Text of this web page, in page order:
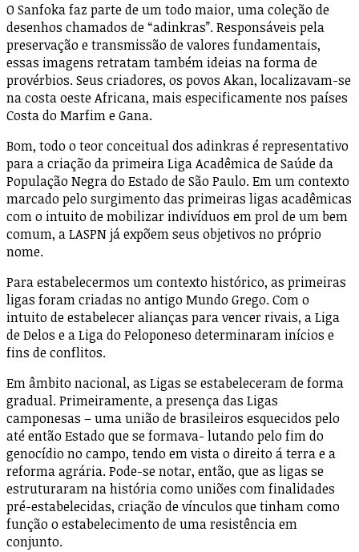
O Sanfoka faz parte de um todo maior, uma coleção de
desenhos chamados de “adinkras”. Responsáveis pela
preservação e transmissão de valores fundamentais,
essas imagens retratam também ideias na forma de
provérbios. Seus criadores, os povos Akan, localizavam-se
na costa oeste Africana, mais especificamente nos países
Costa do Marfim e Gana.
Bom, todo o teor conceitual dos adinkras é representativo
para a criação da primeira Liga Acadêmica de Saúde da
População Negra do Estado de São Paulo. Em um contexto
marcado pelo surgimento das primeiras ligas acadêmicas
com o intuito de mobilizar indivíduos em prol de um bem
comum, a LASPN já expõem seus objetivos no próprio
nome.
Para estabelecermos um contexto histórico, as primeiras
ligas foram criadas no antigo Mundo Grego. Com o
intuito de estabelecer alianças para vencer rivais, a Liga
de Delos e a Liga do Peloponeso determinaram inícios e
fins de conflitos.
Em âmbito nacional, as Ligas se estabeleceram de forma
gradual. Primeiramente, a presença das Ligas
camponesas – uma união de brasileiros esquecidos pelo
até então Estado que se formava- lutando pelo fim do
genocídio no campo, tendo em vista o direito á terra e a
reforma agrária. Pode-se notar, então, que as ligas se
estruturaram na história como uniões com finalidades
pré-estabelecidas, criação de vínculos que tinham como
função o estabelecimento de uma resistência em
conjunto.